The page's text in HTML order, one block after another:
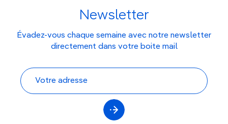
Newsletter
Évadez-vous chaque semaine avec notre newsletter
directement dans votre boite mail